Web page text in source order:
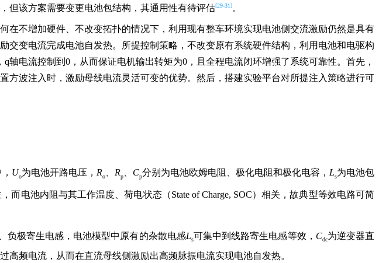
但该方案需要变更电池包结构，其通用性有待评估[29-31]。
不增加硬件、不改变拓扑的情况下，利用现有整车环境实现电池侧交流激励仍然是具有
变电流完成电池自发热。所提控制策略，不改变原有系统硬件结构，利用电池和电驱构
电流控制到0，从而保证电机输出转矩为0，且全程电流闭环增强了系统可靠性。首先，
波注入时，激励母线电流灵活可变的优势。然后，搭建实验平台对所提注入策略进行可
Uo为电池开路电压， Ro Rp Cp分别为电池欧姆电阻、极化电阻和极化电容， Ls为电池包
而电池内阻与其工作温度、荷电状态（State of Charge, SOC）相关，故典型等效电路可简
负极寄生电感，电池模型中原有的杂散电感Ls可集中到线路寄生电感等效， Cdc为逆变器直
频电流，从而在直流母线侧激励出高频脉振电流实现电池自发热。